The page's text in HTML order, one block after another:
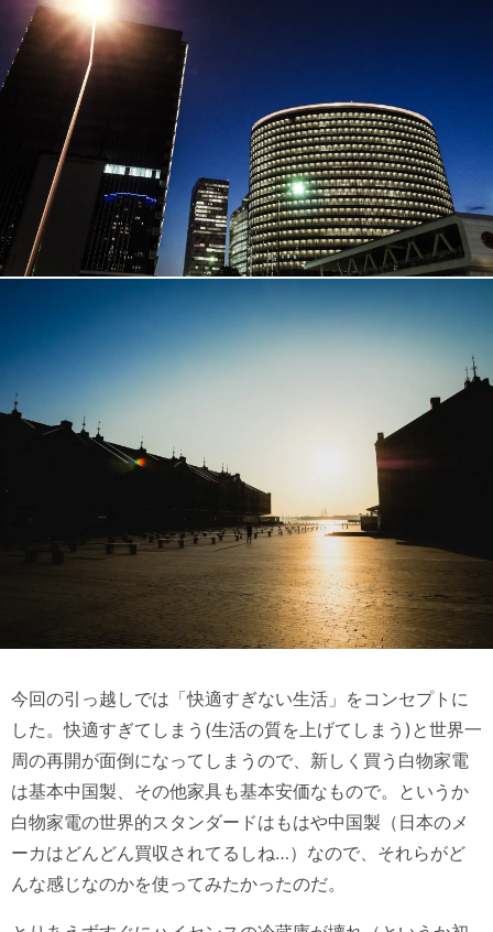
今回の引っ越しでは「快適すぎない生活」をコンセプトに
した。快適すぎてしまう(生活の質を上げてしまう)と世界一
周の再開が面倒になってしまうので、新しく買う白物家電
は基本中国製、その他家具も基本安価なもので。というか
白物家電の世界的スタンダードはもはや中国製（日本のメ
ーカはどんどん買収されてるしね…）なので、それらがど
んな感じなのかを使ってみたかったのだ。